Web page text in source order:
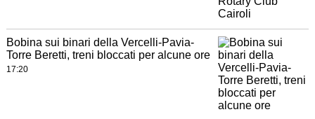
Bobina sui binari della Vercelli-Pavia-
Torre Beretti, treni bloccati per alcune ore
17:20